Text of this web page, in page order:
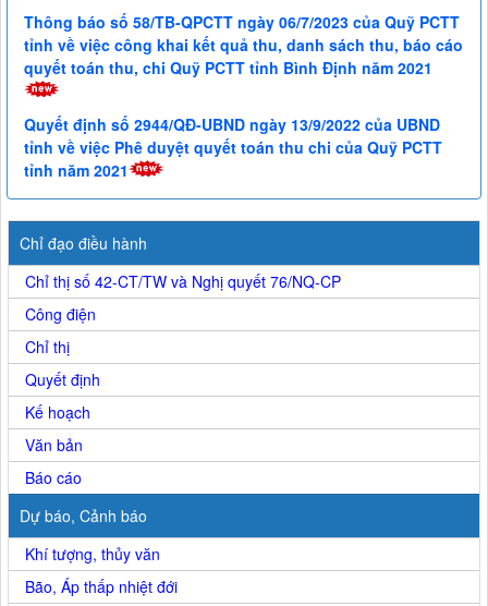
Thông báo số 58/TB-QPCTT ngày 06/7/2023 của Quỹ PCTT
tỉnh về việc công khai kết quả thu, danh sách thu, báo cáo
quyết toán thu, chi Quỹ PCTT tỉnh Bình Định năm 2021
Quyết định số 2944/QĐ-UBND ngày 13/9/2022 của UBND
tỉnh về việc Phê duyệt quyết toán thu chi của Quỹ PCTT
tỉnh năm 2021
Chỉ đạo điều hành
Chỉ thị số 42-CT/TW và Nghị quyết 76/NQ-CP
Công điện
Chỉ thị
Quyết định
Kế hoạch
Văn bản
Báo cáo
Dự báo, Cảnh báo
Khí tượng, thủy văn
Bão, Áp thấp nhiệt đới